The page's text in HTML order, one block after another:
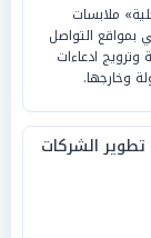
ملابسات
التواصل
وترويج ادعاءات
وخارجها.
الشركات